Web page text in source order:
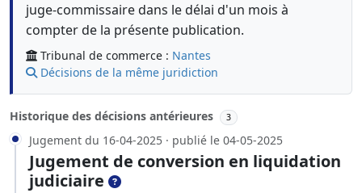
juge-commissaire dans le délai d'un mois à
compter de la présente publication.
Tribunal de commerce : Nantes
Décisions de la même juridiction
Historique des décisions antérieures 3
Jugement du 16-04-2025 · publié le 04-05-2025
Jugement de conversion en liquidation
judiciaire